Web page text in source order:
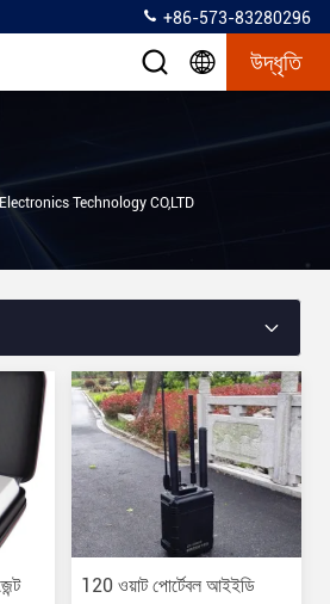
+86-573-83280296
উদ্ধৃতি
Technology CO,LTD
120 ওয়াট পোর্টেবল আইইডি